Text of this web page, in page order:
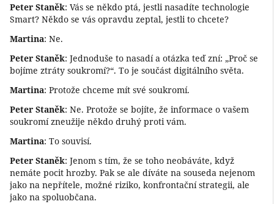
Peter Staněk: Vás se někdo ptá, jestli nasadíte technologie
Smart? Někdo se vás opravdu zeptal, jestli to chcete?
Martina: Ne.
Peter Staněk: Jednoduše to nasadí a otázka teď zní: „Proč se
bojíme ztráty soukromí?“. To je součást digitálního světa.
Martina: Protože chceme mít své soukromí.
Peter Staněk: Ne. Protože se bojíte, že informace o vašem
soukromí zneužije někdo druhý proti vám.
Martina: To souvisí.
Peter Staněk: Jenom s tím, že se toho neobáváte, když
nemáte pocit hrozby. Pak se ale díváte na souseda nejenom
jako na nepřítele, možné riziko, konfrontační strategii, ale
jako na spoluobčana.